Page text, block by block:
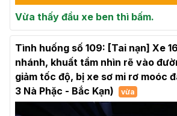
Vừa thấy đầu xe ben thì bấm.
Tình huống số 109: [Tai nạn] Xe
nhánh, khuất tầm nhìn rẽ vào
giảm tốc độ, bị xe sơ mi rơ moóc
3 Nà Phặc - Bắc Kạn)
vừa